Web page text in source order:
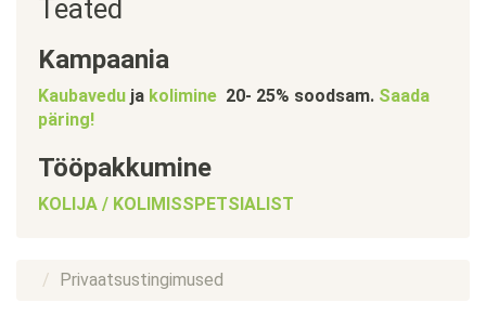
Teated
Kampaania
Kaubavedu ja kolimine 20- 25% soodsam. Saada
päring!
Tööpakkumine
KOLIJA / KOLIMISSPETSIALIST
Privaatsustingimused